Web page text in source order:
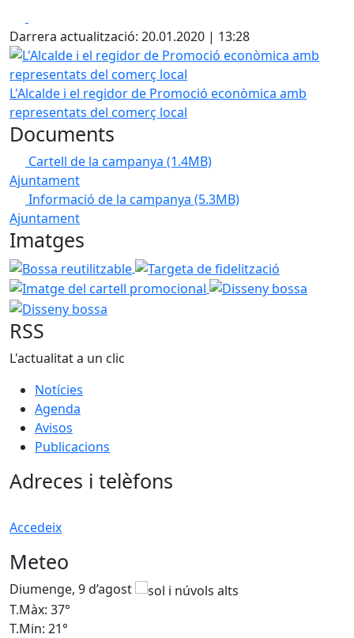
Darrera actualització: 20.01.2020 | 13:28
L'Alcalde i el regidor de Promoció econòmica amb
L'Alcalde i el regidor de Promoció econòmica amb
representats del comerç local
Documents
Cartell de la campanya (1.4MB)
Ajuntament
Informació de la campanya (5.3MB)
Ajuntament
Imatges
Bossa reutilitzable Targeta de fidelització
Disseny bossa
RSS
L'actualitat a un clic
Notícies
Agenda
Avisos
Publicacions
Adreces i telèfons
Accedeix
Meteo
Diumenge, 9 d’agost
T.Màx: 37°
T.Min: 21°